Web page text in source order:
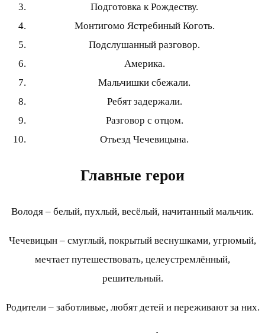
Подготовка к Рождеству.
Монтигомо Ястребиный Коготь.
Подслушанный разговор.
Америка.
Мальчишки сбежали.
Ребят задержали.
Разговор с отцом.
Отъезд Чечевицына.
Главные герои
Володя – белый, пухлый, весёлый, начитанный мальчик.
Чечевицын – смуглый, покрытый веснушками, угрюмый,
мечтает путешествовать, целеустремлённый,
решительный.
Родители – заботливые, любят детей и переживают за них.